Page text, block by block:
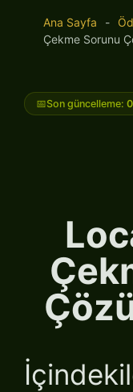
Ana Sayfa -
Çekme Sorunu
📅Son güncelleme: